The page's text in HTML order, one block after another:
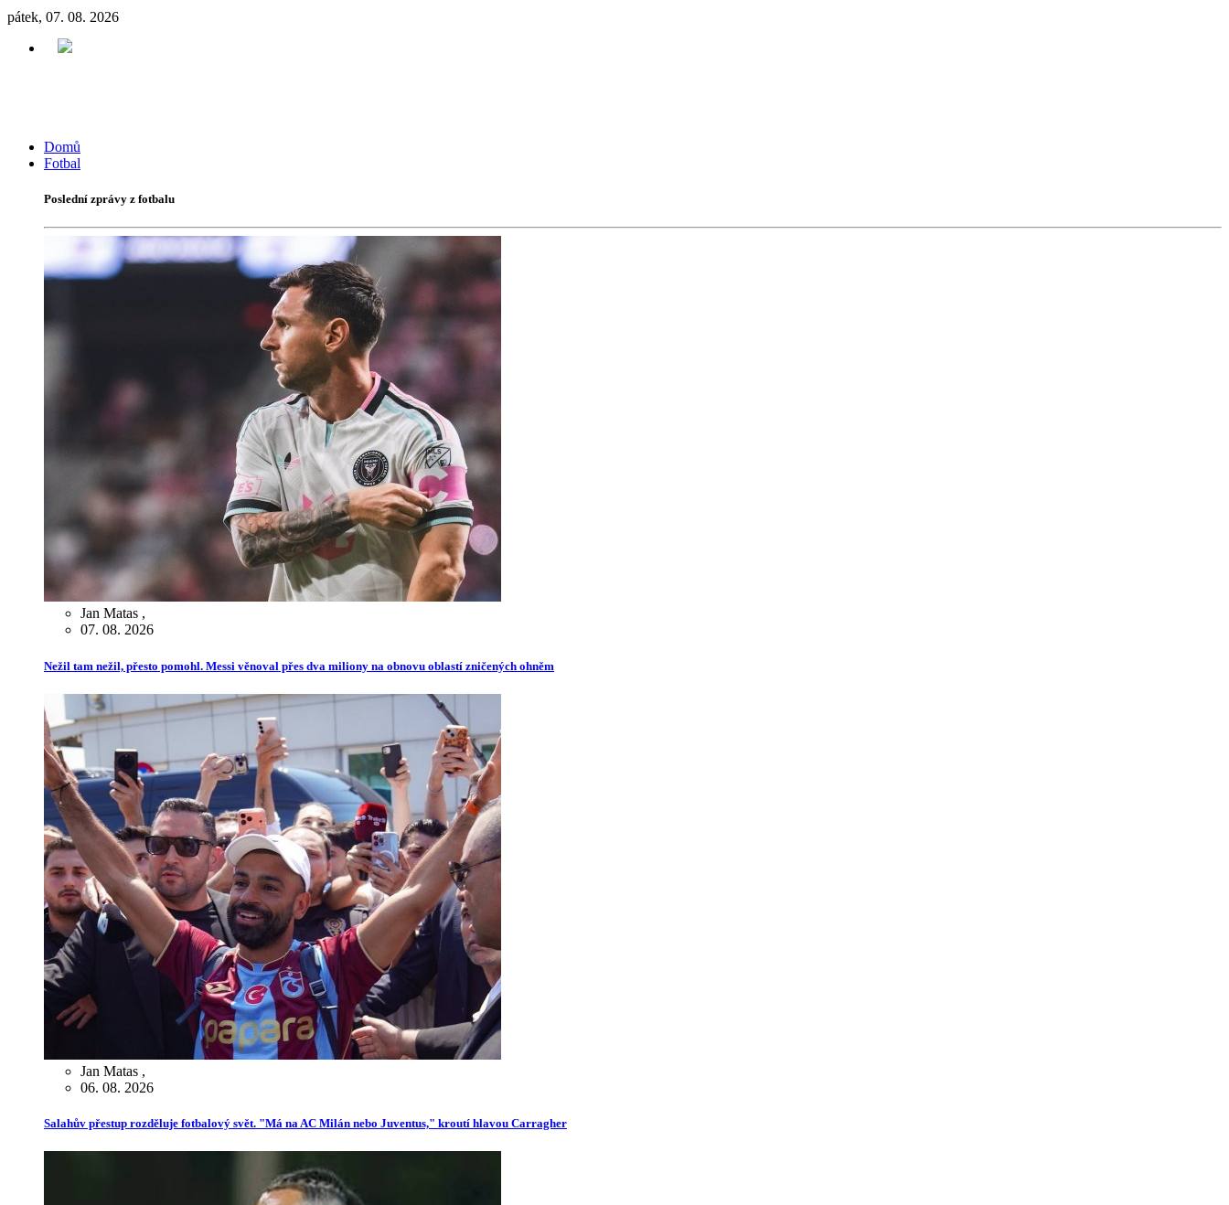
pátek, 07. 08. 2026
Domů
Fotbal
Poslední zprávy z fotbalu
Jan Matas ,
07. 08. 2026
Nežil tam nežil, přesto pomohl. Messi věnoval přes dva miliony na obnovu oblastí zničených ohněm
Jan Matas ,
06. 08. 2026
Salahův přestup rozděluje fotbalový svět. "Má na AC Milán nebo Juventus," kroutí hlavou Carragher